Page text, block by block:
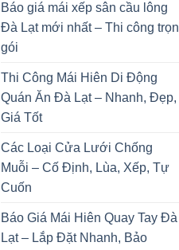
Báo giá mái xếp sân cầu lông
Đà Lạt mới nhất – Thi công trọn
gói
Thi Công Mái Hiên Di Động
Quán Ăn Đà Lạt – Nhanh, Đẹp,
Giá Tốt
Các Loại Cửa Lưới Chống
Muỗi – Cố Định, Lùa, Xếp, Tự
Cuốn
Báo Giá Mái Hiên Quay Tay Đà
Lạt – Lắp Đặt Nhanh, Bảo